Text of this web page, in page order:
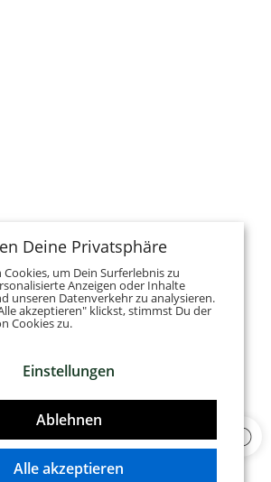
Deine Privatsphäre
um Dein Surferlebnis zu
Anzeigen oder Inhalte
unseren Datenverkehr zu analysieren.
akzeptieren" klickst, stimmst Du der
Cookies zu.
Einstellungen
Ablehnen
Alle akzeptieren